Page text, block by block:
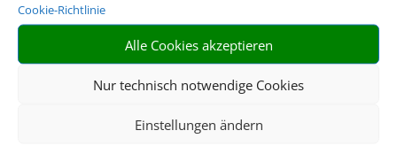
Cookie-Richtlinie
Alle Cookies akzeptieren
Nur technisch notwendige Cookies
Einstellungen ändern
Mietwagen